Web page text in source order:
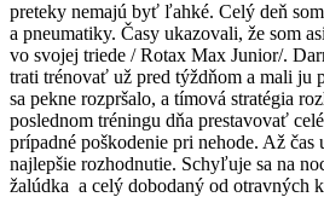
preteky nemajú byť ľahké. Celý deň
a pneumatiky. Časy ukazovali, že som
vo svojej triede / Rotax Max Junior/.
trati trénovať už pred týždňom a mali ju
sa pekne rozpršalo, a tímová stratégia
poslednom tréningu dňa prestavovať
prípadné poškodenie pri nehode. Až čas
najlepšie rozhodnutie. Schyľuje sa na
žalúdka a celý dobodaný od otravných